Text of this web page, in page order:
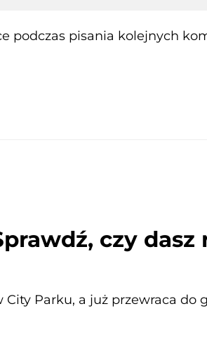
podczas pisania kolejnych
czy dasz
Parku, a już przewraca do